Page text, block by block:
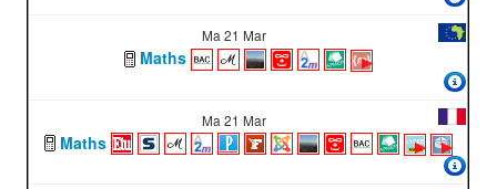
Ma 21 Mar
Maths
Ma 21 Mar
Maths